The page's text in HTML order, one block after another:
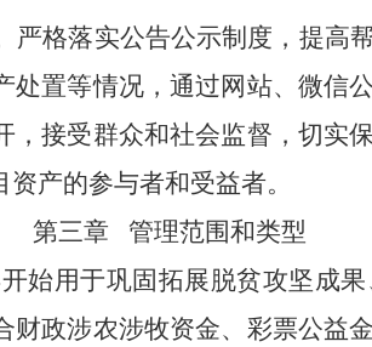
严格落实公告公示制度，提高
置等情况，通过网站、微信
接受群众和社会监督，切实
产的参与者和受益者。
第三章
管理范围和类型
始用于巩固拓展脱贫攻坚成
财政涉农涉牧资金、彩票公益